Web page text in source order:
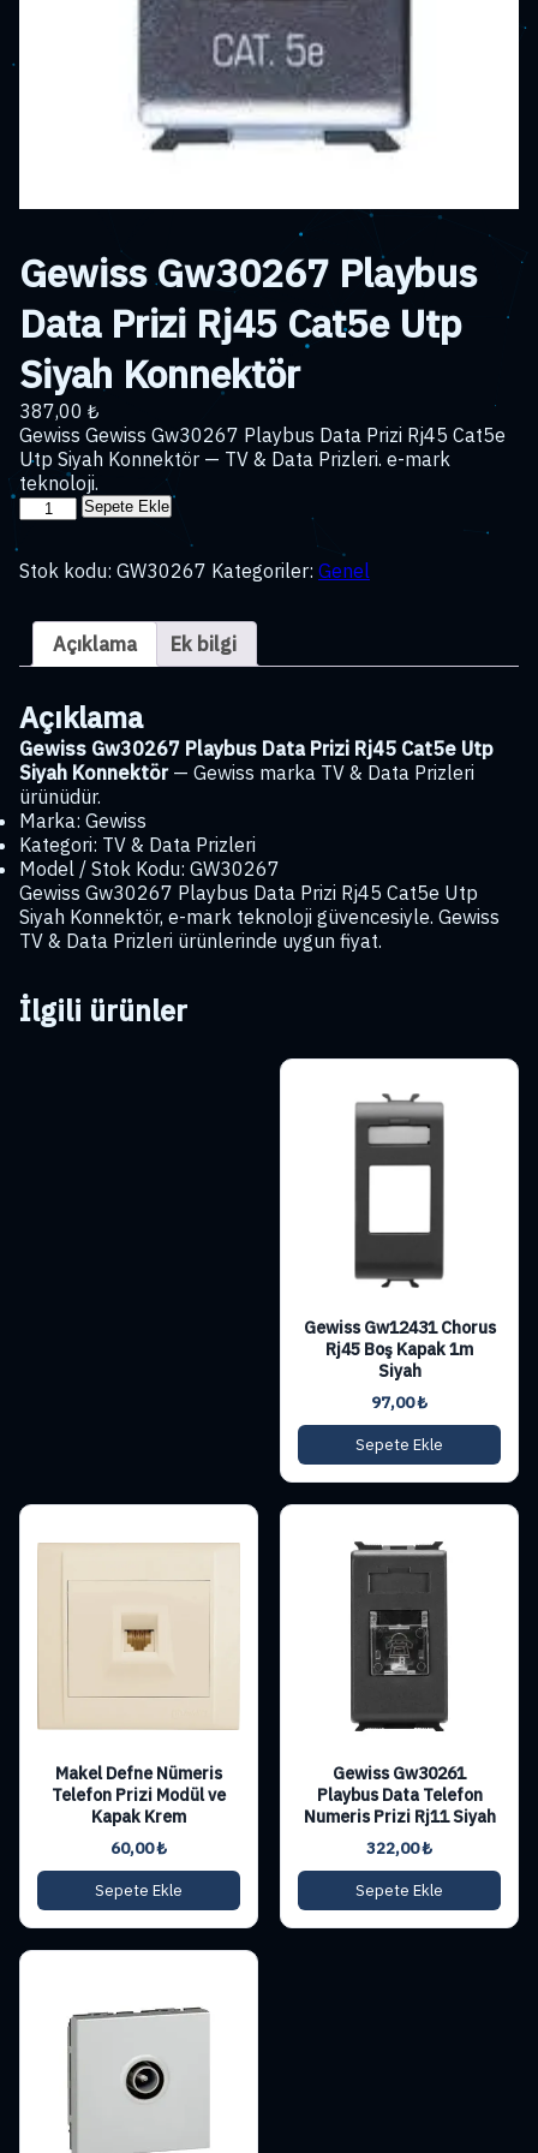
Gewiss Gw30267 Playbus
Data Prizi Rj45 Cat5e Utp
Siyah Konnektör
387,00 ₺
Gewiss Gewiss Gw30267 Playbus Data Prizi Rj45 Cat5e
Utp Siyah Konnektör — TV & Data Prizleri. e-mark
teknoloji.
Gewiss
Data
Rj45
Cat5e
Utp
Konnektör
adet
Sepete Ekle
Stok kodu: GW30267 Kategoriler: Genel
Açıklama Ek bilgi
Açıklama
Gewiss Gw30267 Playbus Data Prizi Rj45 Cat5e Utp
Siyah Konnektör— Gewiss marka TV & Data Prizleri
ürünüdür.
Marka: Gewiss
Kategori: TV & Data Prizleri
Model / Stok Kodu: GW30267
Gewiss Gw30267 Playbus Data Prizi Rj45 Cat5e Utp
Siyah Konnektör, e-mark teknoloji güvencesiyle. Gewiss
TV & Data Prizleri ürünlerinde uygun fiyat.
İlgili ürünler
Gewiss Gw12431 Chorus
Rj45 Boş Kapak 1m
Siyah
97,00₺
Sepete Ekle
Makel Defne Nümeris
Telefon Prizi Modül ve
Kapak Krem
60,00₺
Sepete Ekle
Gewiss Gw30261
Playbus Data Telefon
Numeris Prizi Rj11 Siyah
322,00₺
Sepete Ekle